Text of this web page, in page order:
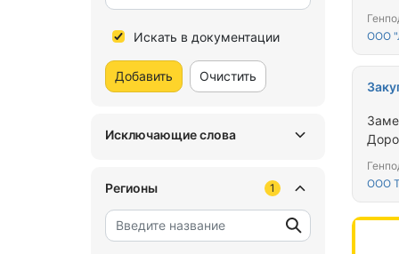
Искать в документации
Добавить Очистить
Исключающие слова
Регионы 1
ООО
ООО